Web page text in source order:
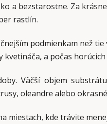
a bezstarostne. Za
rastlín.
podmienkam než
a počas
Väčší objem
oleandre alebo
miestach, kde trávite